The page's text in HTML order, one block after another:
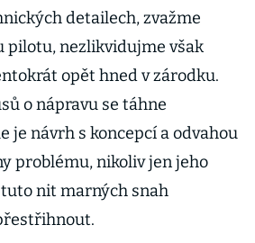
detailech, zvažme
pilotu, nezlikvidujme však
opět hned v zárodku.
o nápravu se táhne
je návrh s koncepcí a odvahou
problému, nikoliv jen jeho
nit marných snah